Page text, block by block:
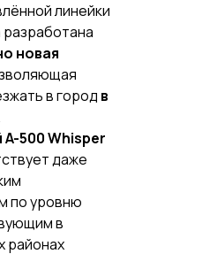
линейки
новая
в город в
500 Whisper
даже
по уровню
в
районах